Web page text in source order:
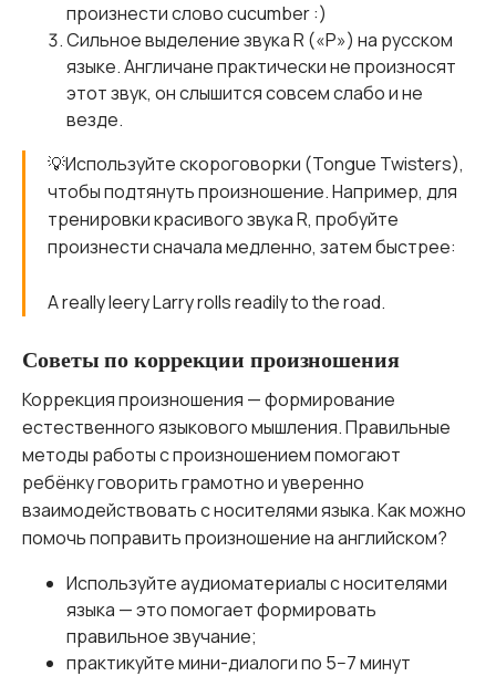
произнести слово cucumber :)
Сильное выделение звука R («Р») на русском
языке. Англичане практически не произносят
этот звук, он слышится совсем слабо и не
везде.
💡Используйте скороговорки (Tongue Twisters),
чтобы подтянуть произношение. Например, для
тренировки красивого звука R, пробуйте
произнести сначала медленно, затем быстрее:
A really leery Larry rolls readily to the road.
Советы по коррекции произношения
Коррекция произношения — формирование
естественного языкового мышления. Правильные
методы работы с произношением помогают
ребёнку говорить грамотно и уверенно
взаимодействовать с носителями языка. Как можно
помочь поправить произношение на английском?
Используйте аудиоматериалы с носителями
языка — это помогает формировать
правильное звучание;
практикуйте мини-диалоги по 5−7 минут